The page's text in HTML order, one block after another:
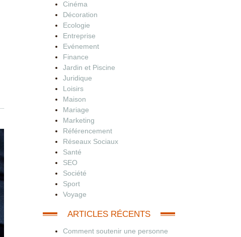
Cinéma
Décoration
Ecologie
Entreprise
Evénement
Finance
Jardin et Piscine
Juridique
Loisirs
Maison
Mariage
Marketing
Référencement
Réseaux Sociaux
Santé
SEO
Société
Sport
Voyage
ARTICLES RÉCENTS
Comment soutenir une personne